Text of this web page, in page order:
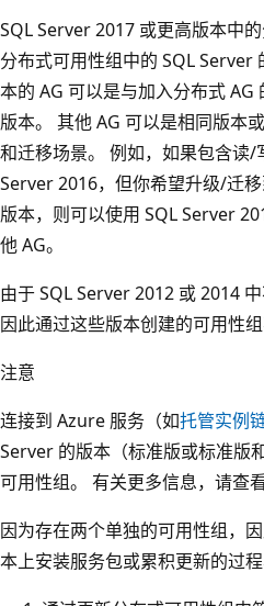
SQL Server 2017 或更高版本中
分布式可用性组中的 SQL Server
本的 AG 可以是与加入分布式
版本。 其他 AG 可以是相同版本
和迁移场景。 例如，如果包含读/
Server 2016，但你希望升级/迁
版本，则可以使用 SQL Server
他 AG。
由于 SQL Server 2012 或 2014
因此通过这些版本创建的可用性
注意
连接到 Azure 服务（如托管实例
Server 的版本（标准版或标准版
可用性组。 有关更多信息，请查
因为存在两个单独的可用性组，
本上安装服务包或累积更新的过